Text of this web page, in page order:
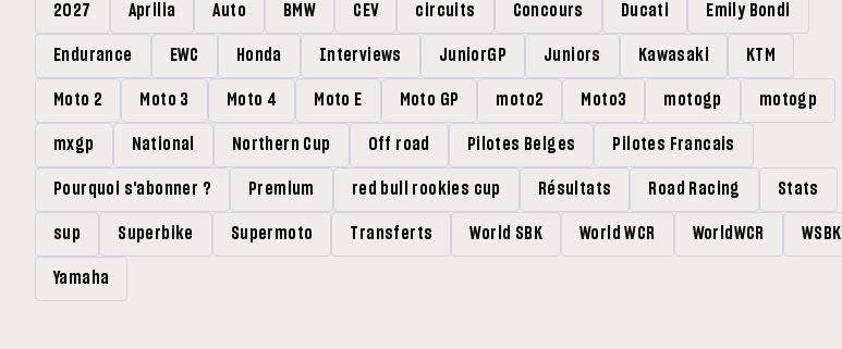
2027 Aprilia Auto BMW CEV circuits Concours Ducati Emily Bondi
Endurance EWC Honda Interviews JuniorGP Juniors Kawasaki KTM
Moto 2 Moto 3 Moto 4 Moto E Moto GP moto2 Moto3 motogp motogp
mxgp National Northern Cup Off road Pilotes Belges Pilotes Francais
Pourquoi s'abonner ? Premium red bull rookies cup Résultats Road Racing Stats
sup Superbike Supermoto Transferts World SBK World WCR WorldWCR WSBK
Yamaha